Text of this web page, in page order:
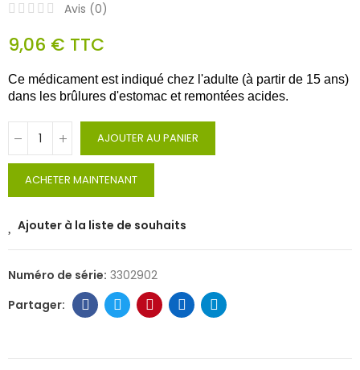
Avis (0)
9,06 € TTC
Ce médicament est indiqué chez l'adulte (à partir de 15 ans)
dans les brûlures d'estomac et remontées acides.
AJOUTER AU PANIER
ACHETER MAINTENANT
Ajouter à la liste de souhaits
Numéro de série: 3302902